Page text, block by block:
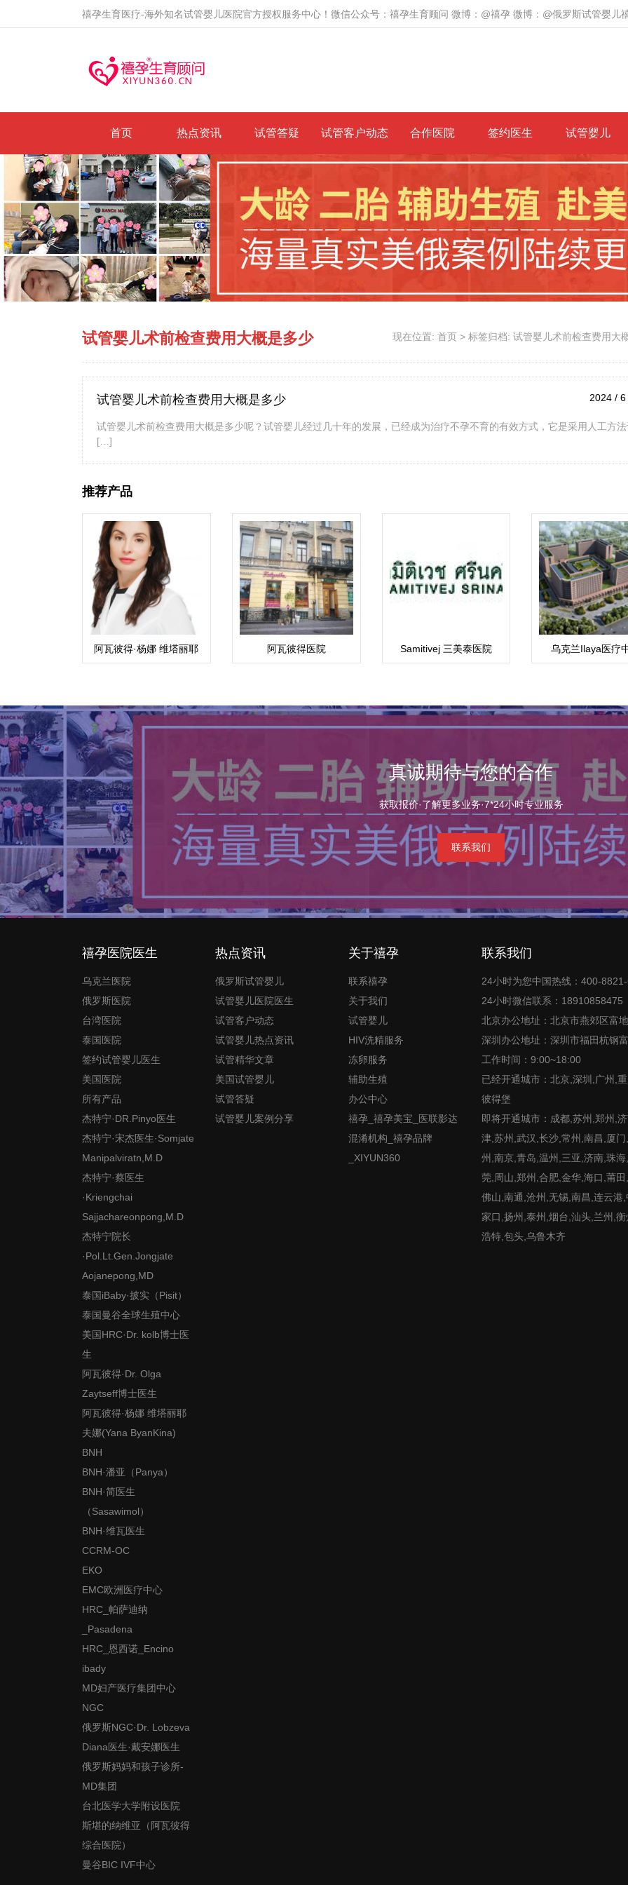
禧孕生育医疗-海外知名试管婴儿医院官方授权服务中心！微信公众号：禧孕生育顾问 微博：@禧孕 微博：@俄罗斯试管婴儿
首页 热点资讯 试管答疑 试管客户动态 合作医院 签约医生 试管婴儿
试管婴儿术前检查费用大概是多少 现在位置: 首页 > 标签归档: 试管婴儿术前检查费用大
试管婴儿术前检查费用大概是多少 2024 /
试管婴儿术前检查费用大概是多少呢？试管婴儿经过几十年的发展，已经成为治疗不孕不育的有效方式，它是采用人工方
[…]
推荐产品
阿瓦彼得·杨娜 维塔丽耶
夫娜(Yana ByanKina)
阿瓦彼得医院 Samitivej 三美泰医院 乌克兰Ilaya医疗
真诚期待与您的合作
获取报价·了解更多业务·7*24小时专业服务
联系我们
禧孕医院医生
乌克兰医院
俄罗斯医院
台湾医院
泰国医院
签约试管婴儿医生
美国医院
所有产品
杰特宁·DR.Pinyo医生
杰特宁·宋杰医生·Somjate
Manipalviratn,M.D
杰特宁·蔡医生
·Kriengchai
Sajjachareonpong,M.D
杰特宁院长
·Pol.Lt.Gen.Jongjate
Aojanepong,MD
泰国iBaby·披实（Pisit）
泰国曼谷全球生殖中心
美国HRC·Dr. kolb博士医
生
阿瓦彼得·Dr. Olga
Zaytseff博士医生
阿瓦彼得·杨娜 维塔丽耶
夫娜(Yana ByanKina)
BNH
BNH·潘亚（Panya）
BNH·简医生
（Sasawimol）
BNH·维瓦医生
CCRM-OC
EKO
EMC欧洲医疗中心
HRC_帕萨迪纳
_Pasadena
HRC_恩西诺_Encino
ibady
MD妇产医疗集团中心
NGC
俄罗斯NGC·Dr. Lobzeva
Diana医生·戴安娜医生
俄罗斯妈妈和孩子诊所-
MD集团
台北医学大学附设医院
斯堪的纳维亚（阿瓦彼得
综合医院）
曼谷BIC IVF中心
热点资讯
俄罗斯试管婴儿
试管婴儿医院医生
试管客户动态
试管婴儿热点资讯
试管精华文章
美国试管婴儿
试管答疑
试管婴儿案例分享
关于禧孕
联系禧孕
关于我们
试管婴儿
HIV洗精服务
冻卵服务
辅助生殖
办公中心
禧孕_禧孕美宝_医联影达
混淆机构_禧孕品牌
_XIYUN360
联系我们
24小时为您中国热线：400-
24小时微信联系：18910858475
北京办公地址：北京市燕郊区富
深圳办公地址：深圳市福田杭钢
工作时间：9:00~18:00
已经开通城市：北京,深圳,广州,
彼得堡
即将开通城市：成都,苏州,郑州,
津,苏州,武汉,长沙,常州,南昌,厦
州,南京,青岛,温州,三亚,济南,珠
莞,周山,郑州,合肥,金华,海口,莆
佛山,南通,沧州,无锡,南昌,连云港
家口,扬州,泰州,烟台,汕头,兰州,
浩特,包头,乌鲁木齐